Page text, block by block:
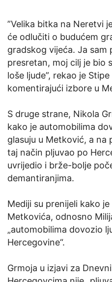
”Velika bitka na Neretvi
će odlučiti o budućem
gradskog vijeća. Ja sam
presretan, moj cilj je bio
loše ljude”, rekao je
komentirajući izbore u
S druge strane, Nikola
kako je automobilima
glasuju u Metković, a na
taj način pljuvao po
uvrijedio i brže-bolje
demantiranjima.
Mediji su prenijeli kako
Metkovića, odnosno
„automobilima dovozio
Hercegovine“.
Grmoja u izjavi za